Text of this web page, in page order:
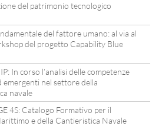
del patrimonio tecnologico
del fattore umano: al via al
del progetto Capability Blue
In corso l’analisi delle competenze
emergenti nel settore della
navale
4S: Catalogo Formativo per il
e della Cantieristica Navale